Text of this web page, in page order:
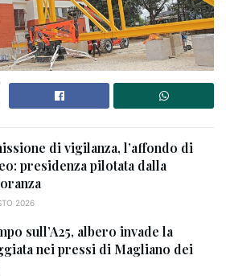
di vigilanza, l’affondo di
presidenza pilotata dalla
2026
sull’A25, albero invade la
nei pressi di Magliano dei